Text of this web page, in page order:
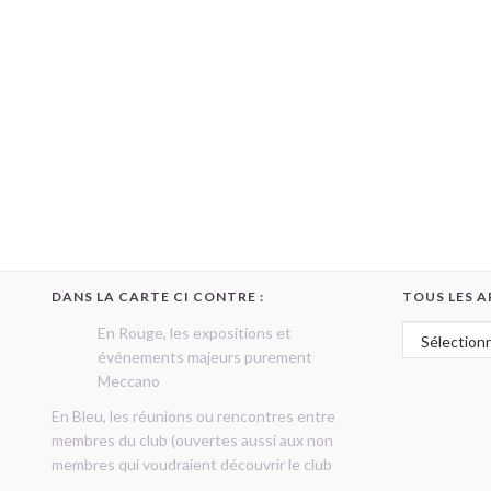
DANS LA CARTE CI CONTRE :
En Rouge, les expositions et
événements majeurs purement
Meccano
En Bleu, les réunions ou rencontres entre
membres du club (ouvertes aussi aux non
membres qui voudraient découvrir le club
TOUS LES
Tous les